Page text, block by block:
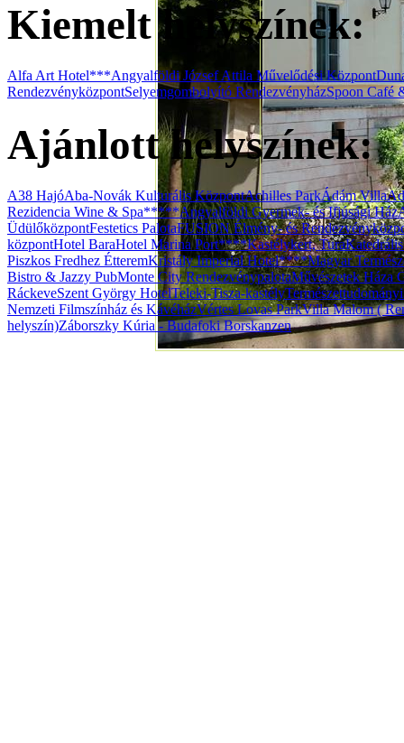
Kiemelt helyszínek:
Alfa Art Hotel***Angyalföldi József Attila Művelődési Központ
RendezvényközpontSelyemgombolyító RendezvényházSpoon Café
Ajánlott helyszínek:
A38 HajóAba-Novák Kulturális KözpontAchilles ParkÁdám Villa
Rezidencia Wine & Spa*****Angyalföldi Gyermek- és Ifjúsági Ház
ÜdülőközpontFestetics PalotaFUSION Élmény- és
központHotel BaraHotel Marina Port****Kastélykert, Tura
Piszkos Fredhez ÉtteremKristály Imperial Hotel****Magyar
Bistro & Jazzy PubMonte City RendezvénypalotaMűvészetek Háza
RáckeveSzent György HotelTeleki-Tisza-kastély
Nemzeti Filmszínház és KávéházVértes Lovas ParkVilla Malom (
helyszín)Záborszky Kúria - Budafoki Borskanzen